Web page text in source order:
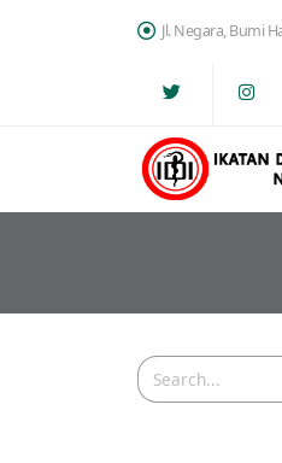
Jl. Negara, Bumi